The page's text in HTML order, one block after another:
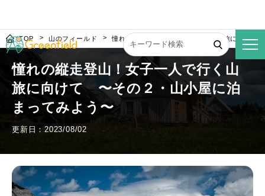
TOP 山のフィールド 憧れの縦走登山！女子一人で行く山旅に向けて
憧れの縦走登山！女子一人で行く山
旅に向けて 〜その２・山小屋に泊
まってみよう〜
更新日：2023/08/02